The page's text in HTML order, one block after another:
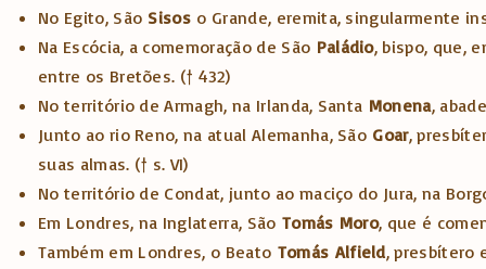
No Egito, São Sisos o Grande, eremita, singularmente
Na Escócia, a comemoração de São Paládio, bispo, que,
entre os Bretões. († 432)
No território de Armagh, na Irlanda, Santa Monena,
Junto ao rio Reno, na atual Alemanha, São Goar,
suas almas. († s. VI)
No território de Condat, junto ao maciço do Jura, na
Em Londres, na Inglaterra, São Tomás Moro, que é
Também em Londres, o Beato Tomás Alfield, presbítero